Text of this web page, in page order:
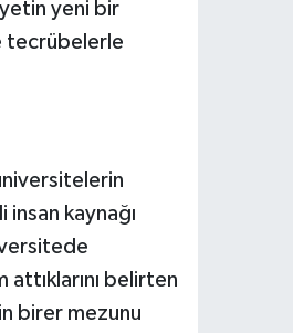
yeni bir
tecrübelerle
insan kaynağı
belirten
birer mezunu